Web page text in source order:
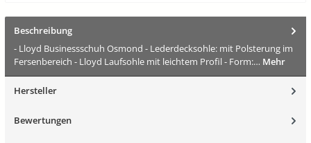
Beschreibung
- Lloyd Businessschuh Osmond - Lederdecksohle: mit Polsterung im
Fersenbereich - Lloyd Laufsohle mit leichtem Profil - Form:… Mehr
Hersteller
Bewertungen